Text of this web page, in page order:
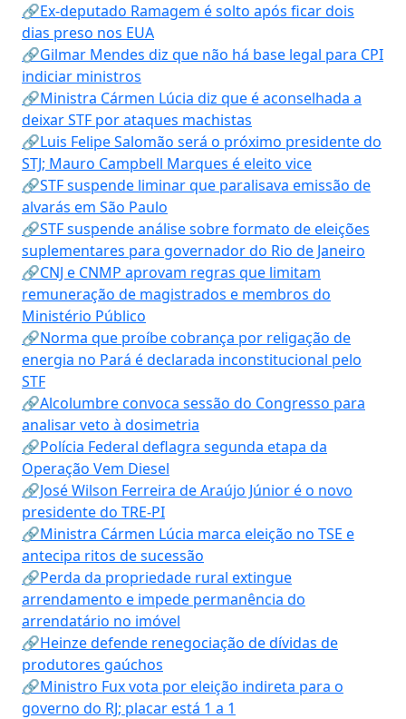
🔗Ex-deputado Ramagem é solto após ficar dois
dias preso nos EUA
🔗Gilmar Mendes diz que não há base legal para CPI
indiciar ministros
🔗Ministra Cármen Lúcia diz que é aconselhada a
deixar STF por ataques machistas
🔗Luis Felipe Salomão será o próximo presidente do
STJ; Mauro Campbell Marques é eleito vice
🔗STF suspende liminar que paralisava emissão de
alvarás em São Paulo
🔗STF suspende análise sobre formato de eleições
suplementares para governador do Rio de Janeiro
🔗CNJ e CNMP aprovam regras que limitam
remuneração de magistrados e membros do
Ministério Público
🔗Norma que proíbe cobrança por religação de
energia no Pará é declarada inconstitucional pelo
STF
🔗Alcolumbre convoca sessão do Congresso para
analisar veto à dosimetria
🔗Polícia Federal deflagra segunda etapa da
Operação Vem Diesel
🔗José Wilson Ferreira de Araújo Júnior é o novo
presidente do TRE-PI
🔗Ministra Cármen Lúcia marca eleição no TSE e
antecipa ritos de sucessão
🔗Perda da propriedade rural extingue
arrendamento e impede permanência do
arrendatário no imóvel
🔗Heinze defende renegociação de dívidas de
produtores gaúchos
🔗Ministro Fux vota por eleição indireta para o
governo do RJ; placar está 1 a 1